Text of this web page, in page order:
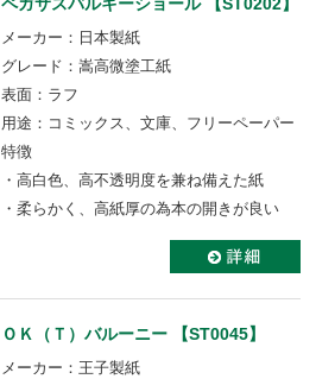
ペガサスバルキーショール 【ST0202】
メーカー：日本製紙
グレード：嵩高微塗工紙
表面：ラフ
用途：コミックス、文庫、フリーペーパー
特徴
・高白色、高不透明度を兼ね備えた紙
・柔らかく、高紙厚の為本の開きが良い
ＯＫ（Ｔ）バルーニー 【ST0045】
メーカー：王子製紙